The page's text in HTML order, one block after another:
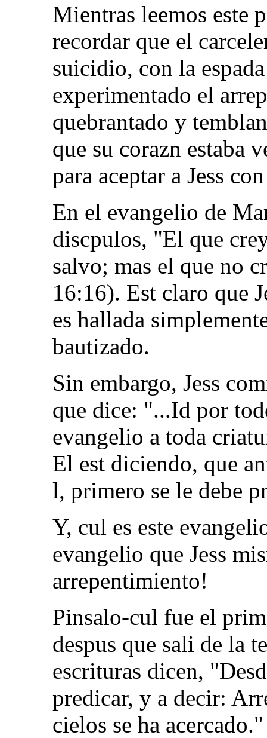
Mientras leemos este
recordar que el
suicidio, con la
experimentado el
quebrantado y
que su corazn estaba
para aceptar a Jess
En el evangelio de
discpulos, "El que
salvo; mas el que no
16:16). Est claro que
es hallada
bautizado.
Sin embargo, Jess
que dice: "...Id por
evangelio a toda
El est diciendo, que
l, primero se le debe
Y, cul es este
evangelio que Jess
arrepentimiento!
Pinsalo-cul fue el
despus que sali de la
escrituras dicen,
predicar, y a decir:
cielos se ha